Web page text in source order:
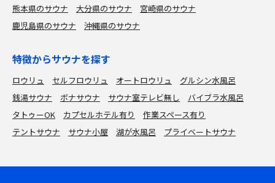
熊本県のサウナ
大分県のサウナ
宮崎県のサウナ
鹿児島県のサウナ
沖縄県のサウナ
特徴からサウナを探す
ロウリュ セルフロウリュ オートロウリュ
グルシン水風呂
銭湯サウナ
ボナサウナ サウナ室テレビ無し
バイブラ水風呂
タトゥーOK
カプセルホテル有り
作業スペース有り
テントサウナ
サウナ小屋 湖が水風呂 プライベートサウナ